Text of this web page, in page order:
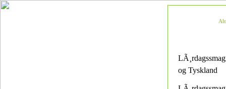
og Tyskland